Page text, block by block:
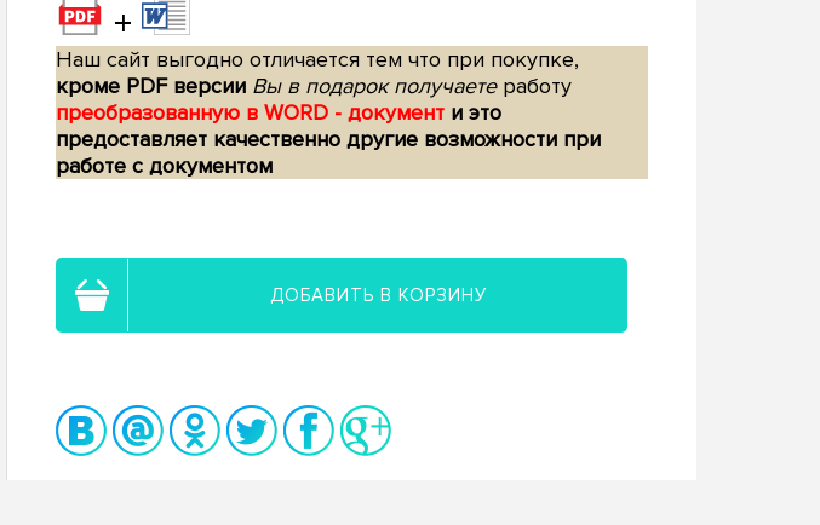
+
Наш сайт выгодно отличается тем что при покупке,
кроме PDF версии Вы в подарок получаетеработу
преобразованную в WORD - документ и это
предоставляет качественно другие возможности при
работе с документом
ДОБАВИТЬ В КОРЗИНУ